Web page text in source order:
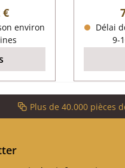
plat :
€
environ
65x45
données
foyer,
Matériel
mm)
(370
Pierre
(128
Délai
9-
Plus de 40.000 pièces